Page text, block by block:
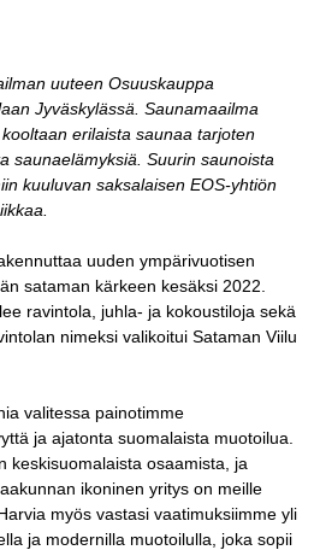
uuteen Osuuskauppa
Jyväskylässä. Saunamaailma
erilaista saunaa tarjoten
saunaelämyksiä. Suurin saunoista
kuuluvan saksalaisen EOS-yhtiön
uuden ympärivuotisen
sataman kärkeen kesäksi 2022.
ravintola, juhla- ja kokoustiloja sekä
nimeksi valikoitui Sataman Viilu
valitessa painotimme
ja ajatonta suomalaista muotoilua.
keskisuomalaista osaamista, ja
ikoninen yritys on meille
myös vastasi vaatimuksiimme yli
ja modernilla muotoilulla, joka sopii